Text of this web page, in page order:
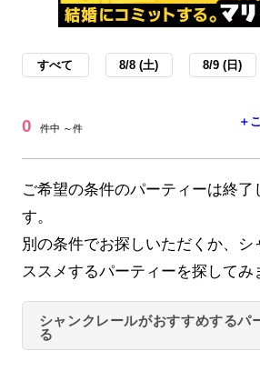
すべて 8/8 (土) 8/9 (日)
0 件中 ～件 ＋
ご希望の条件のパーティーは終了
す。
別の条件でお探しいただくか、シ
ススメするパーティーを探してみ
シャンクレールがおすすめするパ
る